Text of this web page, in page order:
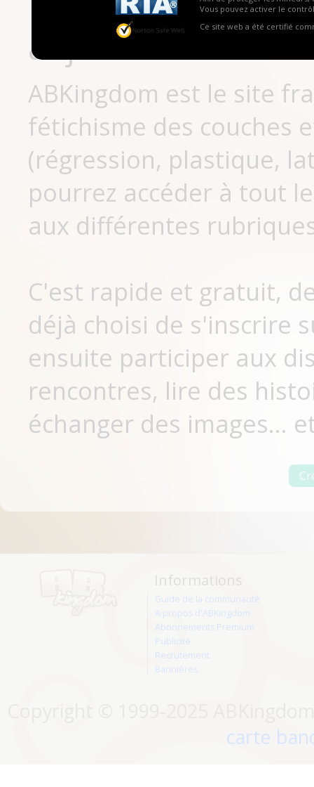
Vous pouvez activer le
Ce site web a été certifié
aujourd'hui
ABKingdom est le site
fétichisme des couches
(régression, plastique,
pourrez accéder à tout
aux différentes
C'est rapide et gratuit,
déjà choisi de s'inscrire
ensuite participer aux
rencontres, lire des
échanger des images...
Informations
Guide de la communauté
A propos d'ABKingdom
Abonnements Premium
Publicité
Recrutement
Bannières
carte